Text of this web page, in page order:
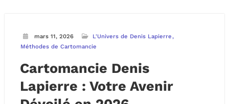
mars 11, 2026
L'Univers de Denis Lapierre
Méthodes de Cartomancie
Cartomancie Denis
Lapierre : Votre Avenir